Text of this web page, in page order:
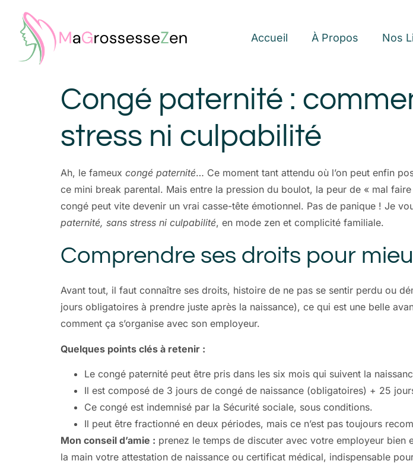
Accueil À Propos Nos
Congé paternité :
stress ni culpabilité
Ah, le fameux congé paternité… Ce moment tant attendu où l’on peut enfin
ce mini break parental. Mais entre la pression du boulot, la peur de « mal
congé peut vite devenir un vrai casse-tête émotionnel. Pas de panique ! Je
paternité, sans stress ni culpabilité, en mode zen et complicité familiale.
Comprendre ses droits pour
Avant tout, il faut connaître ses droits, histoire de ne pas se sentir perdu ou
jours obligatoires à prendre juste après la naissance), ce qui est une belle
comment ça s’organise avec son employeur.
Quelques points clés à retenir :
Le congé paternité peut être pris dans les six mois qui suivent la
Il est composé de 3 jours de congé de naissance (obligatoires) + 25
Ce congé est indemnisé par la Sécurité sociale, sous conditions.
Il peut être fractionné en deux périodes, mais ce n’est pas toujours
Mon conseil d’amie : prenez le temps de discuter avec votre employeur bien
la main votre attestation de naissance ou certificat médical, indispensable